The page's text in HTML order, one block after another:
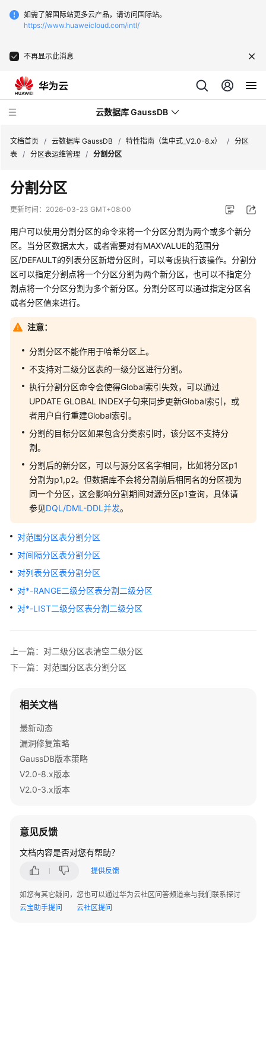
如需了解国际站更多云产品，请访问国际站。
https://www.huaweicloud.com/intl/
不再显示此消息
云数据库 GaussDB
最
新
动
服
务
公
告
品
绍
费
明
用
户
指
南
开
发
指
佳
实
性
能
皮
书
API
参
场
景
文档首页 / 云数据库 GaussDB / 特性指南（集中式_V2.0-8.x） / 分区
表 / 分区表运维管理 / 分割分区
分割分区
更新时间： 2026-03-23 GMT+08:00
用户可以使用分割分区的命令来将一个分区分割为两个或多个新分
区。当分区数据太大，或者需要对有MAXVALUE的范围分
区/DEFAULT的列表分区新增分区时，可以考虑执行该操作。分割分
区可以指定分割点将一个分区分割为两个新分区，也可以不指定分
割点将一个分区分割为多个新分区。分割分区可以通过指定分区名
或者分区值来进行。
注意：
分割分区不能作用于哈希分区上。
不支持对二级分区表的一级分区进行分割。
执行分割分区命令会使得Global索引失效，可以通过
UPDATE GLOBAL INDEX子句来同步更新Global索引，或
者用户自行重建Global索引。
分割的目标分区如果包含分类索引时，该分区不支持分
割。
分割后的新分区，可以与源分区名字相同，比如将分区p1
分割为p1,p2。但数据库不会将分割前后相同名的分区视为
同一个分区，这会影响分割期间对源分区p1查询，具体请
参见DQL/DML-DDL并发。
对范围分区表分割分区
对间隔分区表分割分区
对列表分区表分割分区
对*-RANGE二级分区表分割二级分区
对*-LIST二级分区表分割二级分区
上一篇：对二级分区表清空二级分区
下一篇：对范围分区表分割分区
相关文档
最新动态
漏洞修复策略
GaussDB版本策略
V2.0-8.x版本
V2.0-3.x版本
意见反馈
文档内容是否对您有帮助？
提供反馈
如您有其它疑问，您也可以通过华为云社区问答频道来与我们联系探讨
云宝助手提问
云社区提问